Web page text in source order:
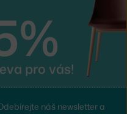
pro vás!
náš newsletter a